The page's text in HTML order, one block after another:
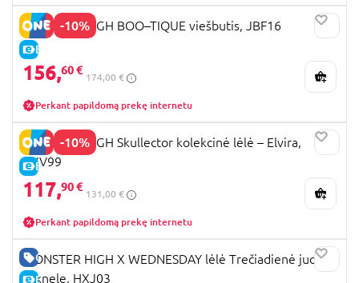
-10%
E-KAINA
MONSTER HIGH BOO–TIQUE viešbutis, JBF16
156,60 €
174,00 €
Perkant papildomą prekę internetu
-10%
E-KAINA
MONSTER HIGH Skullector kolekcinė lėlė – Elvira,
HYV99
117,90 €
131,00 €
Perkant papildomą prekę internetu
GERA KAINA
E-KAINA
MONSTER HIGH X WEDNESDAY lėlė Trečiadienė juoda
suknele, HXJ03